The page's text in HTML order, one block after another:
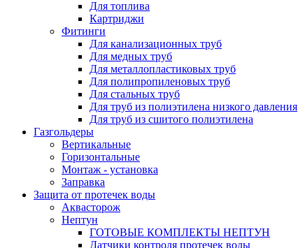
Для топлива
Картриджи
Фитинги
Для канализационных труб
Для медных труб
Для металлопластиковых труб
Для полипропиленовых труб
Для стальных труб
Для труб из полиэтилена низкого давления
Для труб из сшитого полиэтилена
Газгольдеры
Вертикальные
Горизонтальные
Монтаж - установка
Заправка
Защита от протечек воды
Аквасторож
Нептун
ГОТОВЫЕ КОМПЛЕКТЫ НЕПТУН
Датчики контроля протечек воды